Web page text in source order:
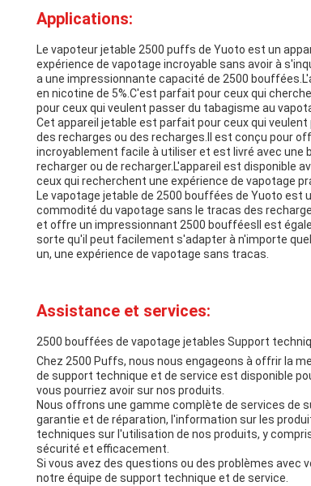
Applications:
Le vapoteur jetable 2500 puffs de Yuoto est un
expérience de vapotage incroyable sans avoir à
a une impressionnante capacité de 2500
en nicotine de 5%.C'est parfait pour ceux qui
pour ceux qui veulent passer du tabagisme au
Cet appareil jetable est parfait pour ceux qui
des recharges ou des recharges.Il est conçu pour
incroyablement facile à utiliser et est livré avec une
recharger ou de recharger.L'appareil est disponible
ceux qui recherchent une expérience de vapotage
Le vapotage jetable de 2500 bouffées de Yuoto est
commodité du vapotage sans le tracas des
et offre un impressionnant 2500 boufféesIl est
sorte qu'il peut facilement s'adapter à n'importe
un, une expérience de vapotage sans tracas.
Assistance et services:
2500 bouffées de vapotage jetables Support
Chez 2500 Puffs, nous nous engageons à offrir la
de support technique et de service est disponible
vous pourriez avoir sur nos produits.
Nous offrons une gamme complète de services de
garantie et de réparation, l'information sur les
techniques sur l'utilisation de nos produits, y
sécurité et efficacement.
Si vous avez des questions ou des problèmes
notre équipe de support technique et de service.